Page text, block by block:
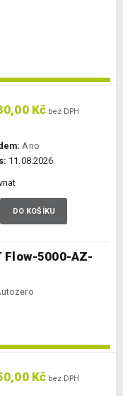
Flow-5000-AZ-
Kč bez DPH
Ano
11.08.2026
DO KOŠÍKU
Kč bez DPH